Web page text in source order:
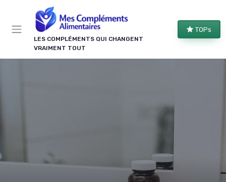
LES COMPLÉMENTS QUI CHANGENT
VRAIMENT TOUT
TOPs
Panneau de gestion des cookies